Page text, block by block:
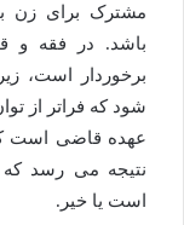
مشترک برای زن
باشد. در فقه و
برخوردار است،
شود که فراتر از
عهده قاضی است
نتیجه می رسد که
است یا خیر.